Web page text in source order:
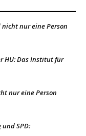
nur eine Person
HU: Das Institut für
nur eine Person
SPD: